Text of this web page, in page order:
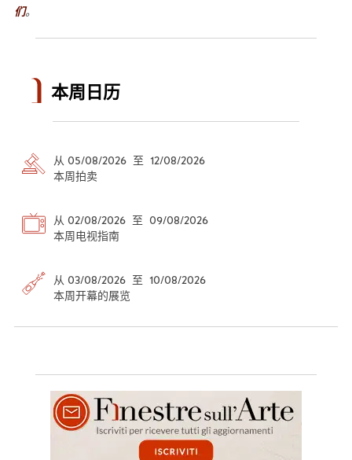
们。
本周日历
从 05/08/2026 至 12/08/2026
本周拍卖
从 02/08/2026 至 09/08/2026
本周电视指南
从 03/08/2026 至 10/08/2026
本周开幕的展览